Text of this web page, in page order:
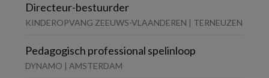
Directeur-bestuurder
KINDEROPVANG ZEEUWS-VLAANDEREN | TERNEUZEN
Pedagogisch professional spelinloop
DYNAMO | AMSTERDAM